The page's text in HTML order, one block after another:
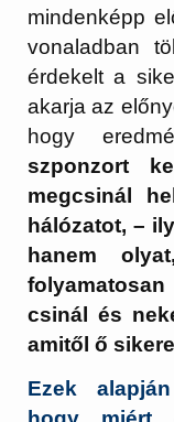
mindenképp
vonaladban
érdekelt a
akarja az
hogy
szponzort
megcsinál
hálózatot, –
hanem
folyamatosan
csinál és
amitől ő
Ezek